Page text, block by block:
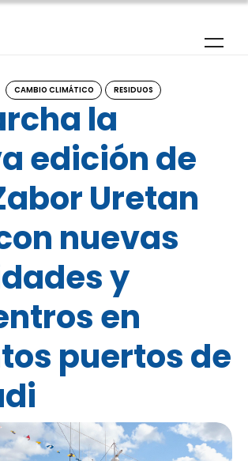
principal
CAMBIO CLIMÁTICO RESIDUOS
la
edición de
Uretan
nuevas
y
en
puertos de